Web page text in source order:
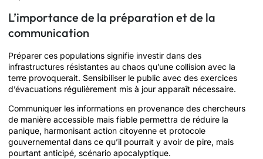
L’importance de la préparation et de la
communication
Préparer ces populations signifie investir dans des
infrastructures résistantes au chaos qu’une collision avec la
terre provoquerait. Sensibiliser le public avec des exercices
d’évacuations régulièrement mis à jour apparaît nécessaire.
Communiquer les informations en provenance des chercheurs
de manière accessible mais fiable permettra de réduire la
panique, harmonisant action citoyenne et protocole
gouvernemental dans ce qu’il pourrait y avoir de pire, mais
pourtant anticipé, scénario apocalyptique.